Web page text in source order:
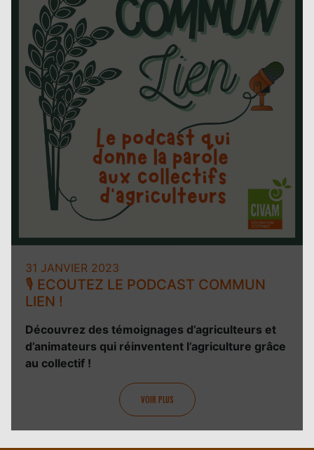
31 JANVIER 2023
🎙️ ECOUTEZ LE PODCAST COMMUN
LIEN !
Découvrez des témoignages d’agriculteurs et
d’animateurs qui réinventent l’agriculture grâce
au collectif !
VOIR PLUS